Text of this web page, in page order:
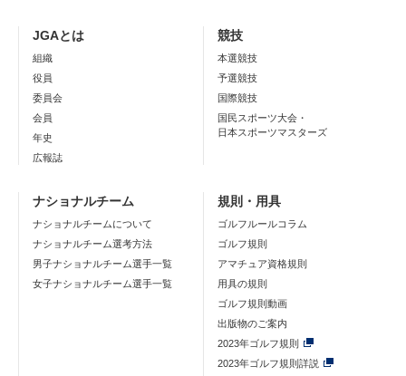
JGAとは
組織
役員
委員会
会員
年史
広報誌
競技
本選競技
予選競技
国際競技
国民スポーツ大会・
日本スポーツマスターズ
ナショナルチーム
ナショナルチームについて
ナショナルチーム選考方法
男子ナショナルチーム選手一覧
女子ナショナルチーム選手一覧
規則・用具
ゴルフルールコラム
ゴルフ規則
アマチュア資格規則
用具の規則
ゴルフ規則動画
出版物のご案内
2023年ゴルフ規則
2023年ゴルフ規則詳説